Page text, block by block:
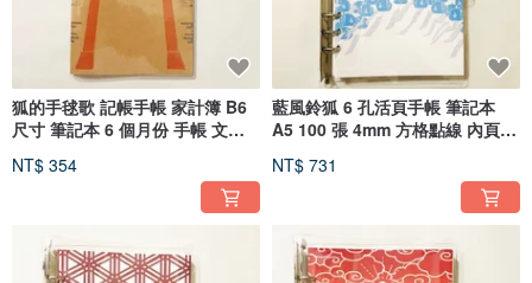
狐的手毬歌 記帳手帳 家計簿 B6
尺寸 筆記本 6 個月份 手帳 文具
NT$ 354
藍風鈴狐 6 孔活頁手帳 筆記本
A5 100 張 4mm 方格點線 內頁
NT$ 731